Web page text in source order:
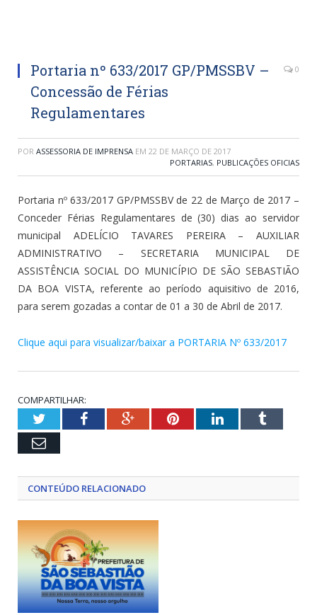
Portaria nº 633/2017 GP/PMSSBV –
Concessão de Férias
Regulamentares
0
POR ASSESSORIA DE IMPRENSA EM 22 DE MARÇO DE 2017
PORTARIAS, PUBLICAÇÕES OFICIAS
Portaria nº 633/2017 GP/PMSSBV de 22 de Março de 2017 –
Conceder Férias Regulamentares de (30) dias ao servidor
municipal ADELÍCIO TAVARES PEREIRA – AUXILIAR
ADMINISTRATIVO – SECRETARIA MUNICIPAL DE
ASSISTÊNCIA SOCIAL DO MUNICÍPIO DE SÃO SEBASTIÃO
DA BOA VISTA, referente ao período aquisitivo de 2016,
para serem gozadas a contar de 01 a 30 de Abril de 2017.
Clique aqui para visualizar/baixar a PORTARIA Nº 633/2017
COMPARTILHAR:
TwitterFacebookGoogle+PinterestLinkedInTumblr
Email
CONTEÚDO RELACIONADO